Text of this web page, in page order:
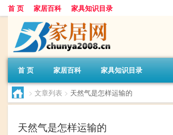
首 页 家居百科 家具知识目录
首 页 家居百科 家具知识目录
> 文章列表 > 天然气是怎样运输的
天然气是怎样运输的